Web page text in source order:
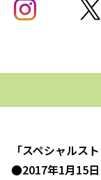
「スペシャルス
●2017年1月15